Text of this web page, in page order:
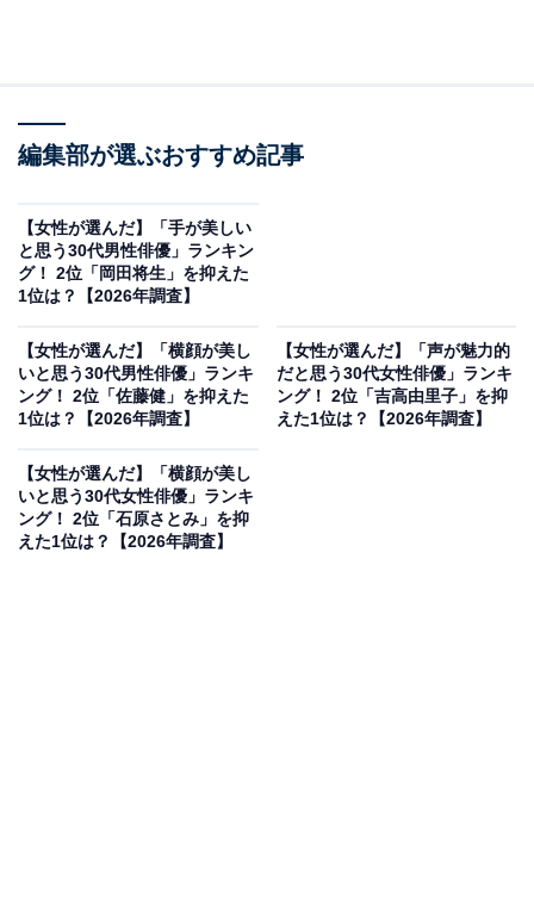
View this post on Instagram
編集部が選ぶおすすめ記事
【女性が選んだ】「手が美しい
と思う30代男性俳優」ランキン
グ！ 2位「岡田将生」を抑えた
1位は？【2026年調査】
【女性が選んだ】「横顔が美し
いと思う30代男性俳優」ランキ
ング！ 2位「佐藤健」を抑えた
1位は？【2026年調査】
【女性が選んだ】「声が魅力的
だと思う30代女性俳優」ランキ
ング！ 2位「吉高由里子」を抑
えた1位は？【2026年調査】
【女性が選んだ】「横顔が美し
いと思う30代女性俳優」ランキ
ング！ 2位「石原さとみ」を抑
えた1位は？【2026年調査】